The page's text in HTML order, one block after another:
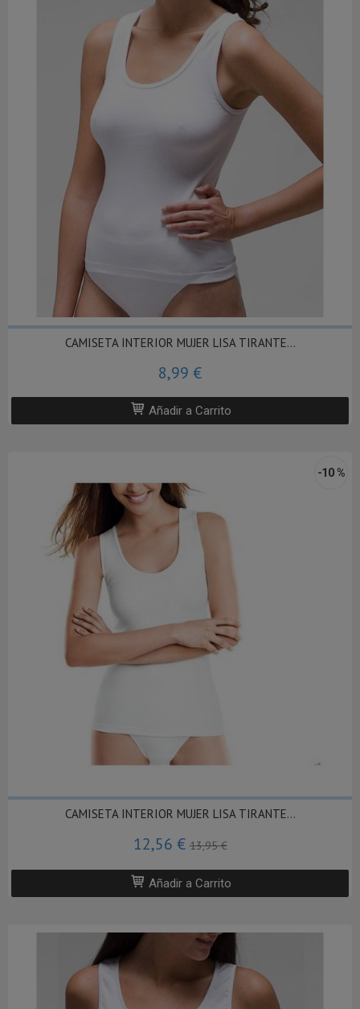
CAMISETA INTERIOR MUJER LISA TIRANTE...
8,99 €
Añadir a Carrito
-10 %
CAMISETA INTERIOR MUJER LISA TIRANTE...
12,56 €13,95 €
Añadir a Carrito